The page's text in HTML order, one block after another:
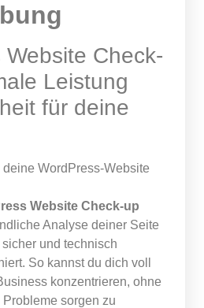
Website Check-
Leistung
für deine
deine WordPress-Website
Website Check-up
Analyse deiner Seite
und technisch
So kannst du dich voll
konzentrieren, ohne
sorgen zu